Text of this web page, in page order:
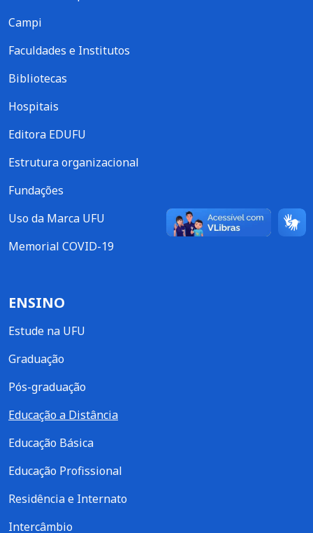
Campi
Faculdades e Institutos
Bibliotecas
Hospitais
Editora EDUFU
Estrutura organizacional
Fundações
Uso da Marca UFU
Memorial COVID-19
ENSINO
Estude na UFU
Graduação
Pós-graduação
Educação a Distância
Educação Básica
Educação Profissional
Residência e Internato
Intercâmbio